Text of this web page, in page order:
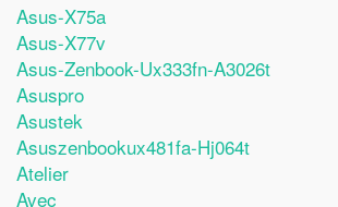
Asus-X75a
Asus-X77v
Asus-Zenbook-Ux333fn-A3026t
Asuspro
Asustek
Asuszenbookux481fa-Hj064t
Atelier
Avec